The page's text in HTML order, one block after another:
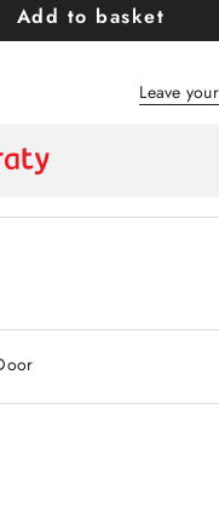
Add to basket
Leave